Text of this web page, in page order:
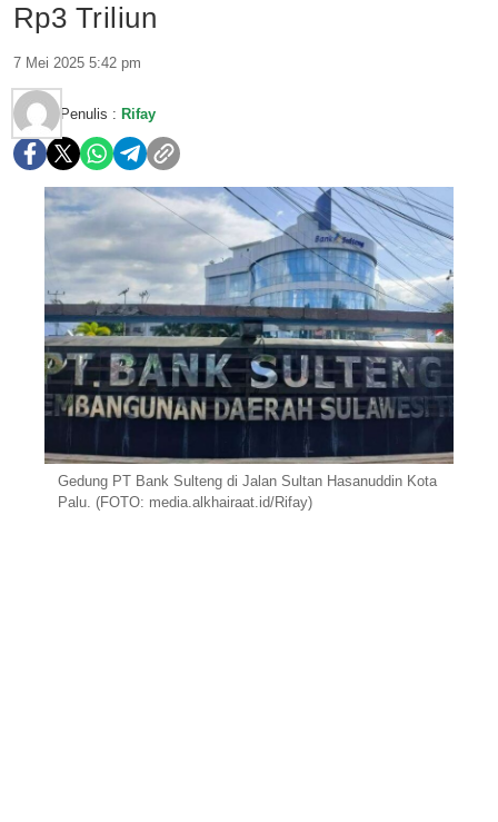
Rp3 Triliun
7 Mei 2025 5:42 pm
Penulis : Rifay
Gedung PT Bank Sulteng di Jalan Sultan Hasanuddin Kota
Palu. (FOTO: media.alkhairaat.id/Rifay)